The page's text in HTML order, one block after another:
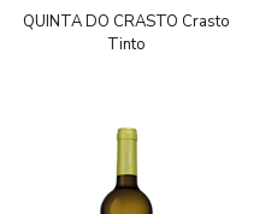
QUINTA DO CRASTO Crasto
Tinto